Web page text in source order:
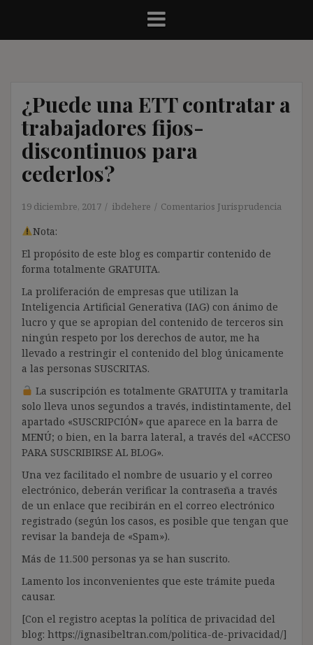
¿Puede una ETT contratar a
trabajadores fijos-
discontinuos para
cederlos?
19 diciembre, 2017 ibdehere Comentarios Jurisprudencia
Nota:
El propósito de este blog es compartir contenido de
forma totalmente GRATUITA.
La proliferación de empresas que utilizan la
Inteligencia Artificial Generativa (IAG) con ánimo de
lucro y que se apropian del contenido de terceros sin
ningún respeto por los derechos de autor, me ha
llevado a restringir el contenido del blog únicamente
a las personas SUSCRITAS.
La suscripción es totalmente GRATUITA y tramitarla
solo lleva unos segundos a través, indistintamente, del
apartado «SUSCRIPCIÓN» que aparece en la barra de
MENÚ; o bien, en la barra lateral, a través del «ACCESO
PARA SUSCRIBIRSE AL BLOG».
Una vez facilitado el nombre de usuario y el correo
electrónico, deberán verificar la contraseña a través
de un enlace que recibirán en el correo electrónico
registrado (según los casos, es posible que tengan que
revisar la bandeja de «Spam»).
Más de 11.500 personas ya se han suscrito.
Lamento los inconvenientes que este trámite pueda
causar.
[Con el registro aceptas la política de privacidad del
blog: https://ignasibeltran.com/politica-de-privacidad/]